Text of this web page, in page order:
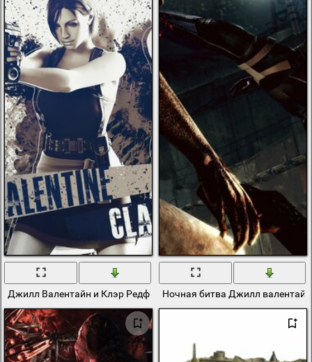
Джилл Валентайн и Клэр Редфилд, спина к спинеНочная битва Джилл валентайн